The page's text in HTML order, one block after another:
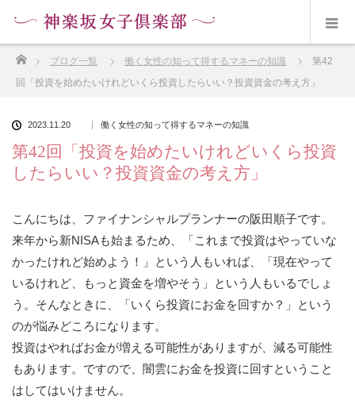
ブログ一覧 働く女性の知って得するマネーの知識
第42
回「投資を始めたいけれどいくら投資したらいい？投資資金の考え方」
2023.11.20 働く女性の知って得するマネーの知識
第42回「投資を始めたいけれどいくら投資
したらいい？投資資金の考え方」
こんにちは、ファイナンシャルプランナーの阪田順子です。
来年から新NISAも始まるため、「これまで投資はやっていな
かったけれど始めよう！」という人もいれば、「現在やって
いるけれど、もっと資金を増やそう」という人もいるでしょ
う。そんなときに、「いくら投資にお金を回すか？」という
のが悩みどころになります。
投資はやればお金が増える可能性がありますが、減る可能性
もあります。ですので、闇雲にお金を投資に回すということ
はしてはいけません。